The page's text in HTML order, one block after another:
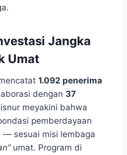
Jangka
Umat
1.092 penerima
dengan 37
meyakini bahwa
pemberdayaan
— sesuai misi lembaga
umat. Program di